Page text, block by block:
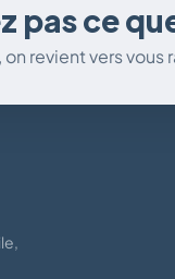
pas ce
revient vers vous